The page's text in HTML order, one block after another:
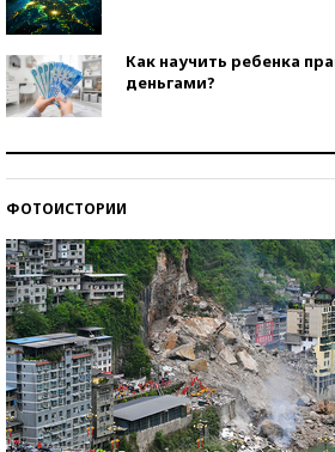
Как научить ребенка
деньгами?
ФОТОИСТОРИИ